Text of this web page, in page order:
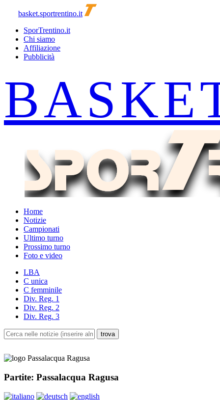
basket.sportrentino.it
SporTrentino.it
Chi siamo
Affiliazione
Pubblicità
Home
Notizie
Campionati
Ultimo turno
Prossimo turno
Foto e video
LBA
C unica
C femminile
Div. Reg. 1
Div. Reg. 2
Div. Reg. 3
Partite: Passalacqua Ragusa